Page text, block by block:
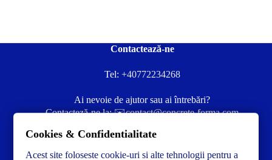
Contactează-ne
Tel: +40772234268
Ai nevoie de ajutor sau ai întrebări?
Contacteză-ne la:✉️contact@concrete-forma.com
Cookies & Confidentialitate
Acest site foloseste cookie-uri si alte tehnologii pentru a